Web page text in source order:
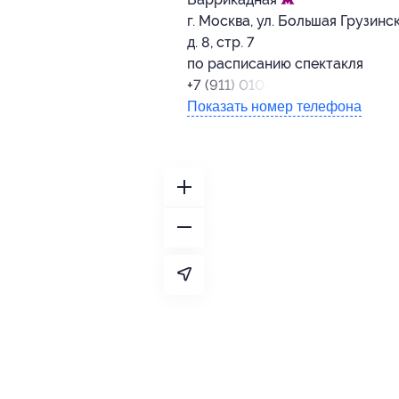
г. Москва, ул. Большая
д. 8, стр. 7
по расписанию спектакля
+7 (911) 010-06-66
Показать номер телефона